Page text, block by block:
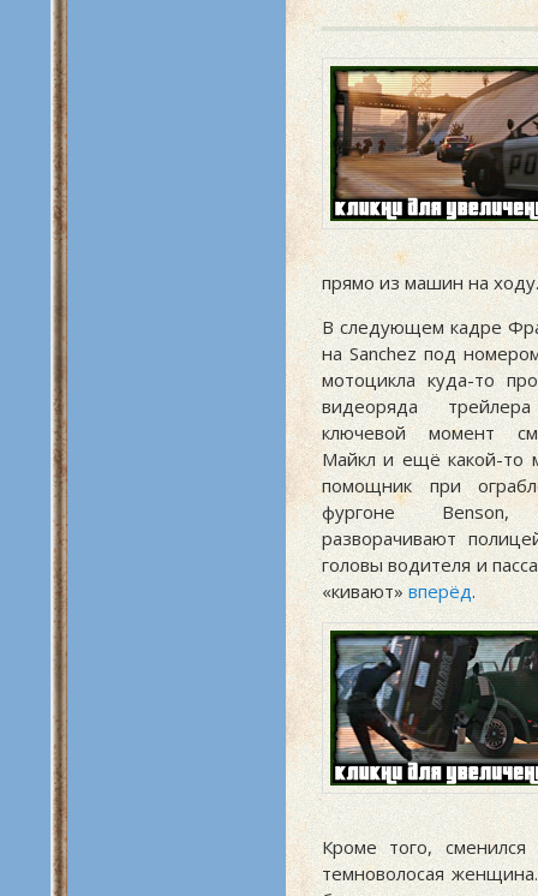
прямо из машин на ходу.
В следующем кадре
на Sanchez под
мотоцикла куда-то
видеоряда
ключевой момент
Майкл и ещё какой-то
помощник при
фургоне
разворачивают
головы водителя и
«кивают»вперёд.
Кроме того,
темноволосая